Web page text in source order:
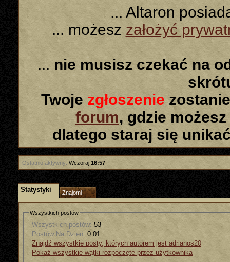
... Altaron
... możeszzałożyć
... nie musisz czekać na
Twoje zgłoszenie
forum, gdzie
dlatego staraj się
Ostatnio aktywny: Wczoraj 16:57
Statystyki Znajomi
Wszystkich postów
Wszystkich postów: 53
Postów Na Dzień: 0.01
Znajdź wszystkie posty, których autorem jest adrianos20
Pokaż wszystkie wątki rozpoczęte przez użytkownika